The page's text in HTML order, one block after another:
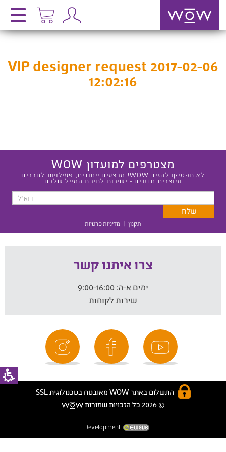
VIP designer request 2017-02-06
12:02:16
מצטרפים למועדון WOW
לא תפסיקו להגיד WOW! מבצעים ייחודים, פעילויות לחברים
ומוצרים חדשים - ישירות לתיבת המייל שלכם
תקנון | מדיניות פרטיות
צרו איתנו קשר
ימים א-ה:
שירות לקוחות
התשלום באתר WOW מאובטח בטכנולוגית SSL
© 2026 כל הזכויות שמורות
Development: